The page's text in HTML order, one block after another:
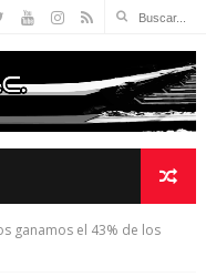
ganamos el 43% de los